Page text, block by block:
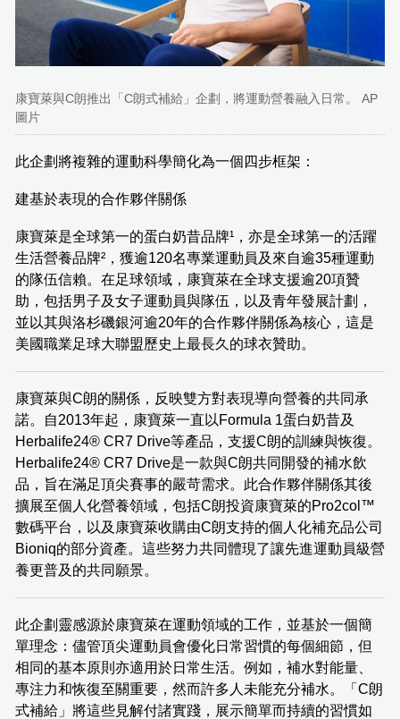
康寶萊與C朗推出「C朗式補給」企劃，將運動營養融入日常。 AP
圖片
此企劃將複雜的運動科學簡化為一個四步框架：
建基於表現的合作夥伴關係
康寶萊是全球第一的蛋白奶昔品牌¹，亦是全球第一的活躍
生活營養品牌²，獲逾120名專業運動員及來自逾35種運動
的隊伍信賴。在足球領域，康寶萊在全球支援逾20項贊
助，包括男子及女子運動員與隊伍，以及青年發展計劃，
並以其與洛杉磯銀河逾20年的合作夥伴關係為核心，這是
美國職業足球大聯盟歷史上最長久的球衣贊助。
康寶萊與C朗的關係，反映雙方對表現導向營養的共同承
諾。自2013年起，康寶萊一直以Formula 1蛋白奶昔及
Herbalife24® CR7 Drive等產品，支援C朗的訓練與恢復。
Herbalife24® CR7 Drive是一款與C朗共同開發的補水飲
品，旨在滿足頂尖賽事的嚴苛需求。此合作夥伴關係其後
擴展至個人化營養領域，包括C朗投資康寶萊的Pro2col™
數碼平台，以及康寶萊收購由C朗支持的個人化補充品公司
Bioniq的部分資產。這些努力共同體現了讓先進運動員級營
養更普及的共同願景。
此企劃靈感源於康寶萊在運動領域的工作，並基於一個簡
單理念：儘管頂尖運動員會優化日常習慣的每個細節，但
相同的基本原則亦適用於日常生活。例如，補水對能量、
專注力和恢復至關重要，然而許多人未能充分補水。「C朗
式補給」將這些見解付諸實踐，展示簡單而持續的習慣如